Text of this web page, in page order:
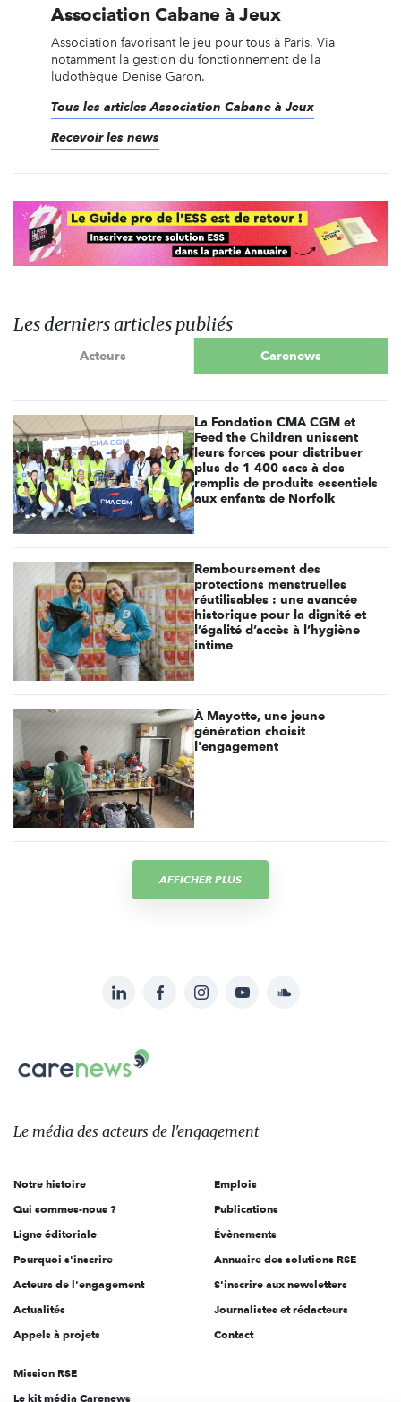
Association Cabane à Jeux
Association favorisant le jeu pour tous à Paris. Via
notamment la gestion du fonctionnement de la
ludothèque Denise Garon.
Tous les articles Association Cabane à Jeux
Recevoir les news
Les derniers articles publiés
Acteurs Carenews
La Fondation CMA CGM et
Feed the Children unissent
leurs forces pour distribuer
plus de 1 400 sacs à dos
remplis de produits essentiels
aux enfants de Norfolk
Remboursement des
protections menstruelles
réutilisables : une avancée
historique pour la dignité et
l’égalité d’accès à l’hygiène
intime
À Mayotte, une jeune
génération choisit
l'engagement
AFFICHER PLUS
sur:
LinkedInFacebookInstagramYouTubeSoundcloud
Carenews,
Le
des
l'engagement
Le média des acteurs de l'engagement
Notre histoire
Qui sommes-nous ?
Ligne éditoriale
Pourquoi s'inscrire
Acteurs de l'engagement
Actualités
Appels à projets
Emplois
Publications
Évènements
Annuaire des solutions RSE
S'inscrire aux newsletters
Journalistes et rédacteurs
Contact
Mission RSE
Le kit média Carenews